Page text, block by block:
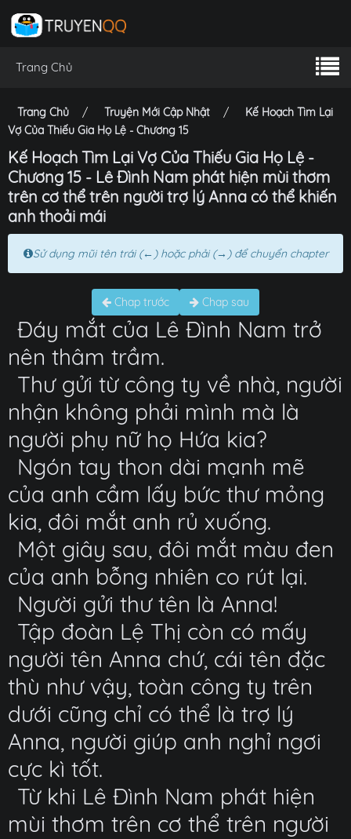
Trang Chủ
Trang Chủ Truyện Mới Cập Nhật
Kế Hoạch Tìm Lại
Vợ Của Thiếu Gia Họ Lệ - Chương 15
Kế Hoạch Tìm Lại Vợ Của Thiếu Gia Họ Lệ -
Chương 15 - Lê Đình Nam phát hiện mùi thơm
trên cơ thể trên người trợ lý Anna có thể khiến
anh thoải mái
Sử dụng mũi tên trái (←) hoặc phải (→) để chuyển chapter
Chap trước Chap sau
Đáy mắt của Lê Đình Nam trở
nên thâm trầm.
Thư gửi từ công ty về nhà, người
nhận không phải mình mà là
người phụ nữ họ Hứa kia?
Ngón tay thon dài mạnh mẽ
của anh cầm lấy bức thư mỏng
kia, đôi mắt anh rủ xuống.
Một giây sau, đôi mắt màu đen
của anh bỗng nhiên co rút lại.
Người gửi thư tên là Anna!
Tập đoàn Lệ Thị còn có mấy
người tên Anna chứ, cái tên đặc
thù như vậy, toàn công ty trên
dưới cũng chỉ có thể là trợ lý
Anna, người giúp anh nghỉ ngơi
cực kì tốt.
Từ khi Lê Đình Nam phát hiện
mùi thơm trên cơ thể trên người